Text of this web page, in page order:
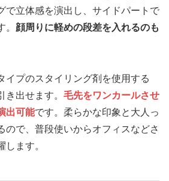
で立体感を演出し、サイドパートで
顔周りに軽めの段差を入れるのも
イプのスタイリング剤を使用する
き出せます。 毛先をワンカールさせ
出可能です。柔らかな印象と大人っ
ので、普段使いからオフィスなどさ
します。